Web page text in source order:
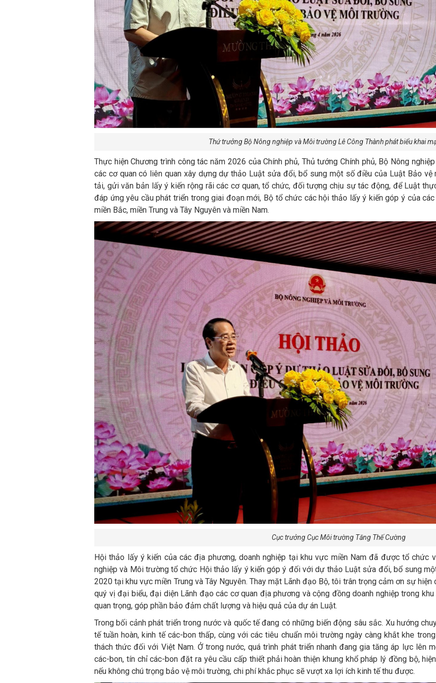
Thứ trưởng Bộ Nông nghiệp và Môi trường Lê Công Thành phát biểu khai
Thực hiện Chương trình công tác năm 2026 của Chính phủ, Thủ tướng Chính phủ, Bộ Nông
các cơ quan có liên quan xây dựng dự thảo Luật sửa đổi, bổ sung một số điều của Luật Bảo
tải, gửi văn bản lấy ý kiến rộng rãi các cơ quan, tổ chức, đối tượng chịu sự tác động, để Luật
đáp ứng yêu cầu phát triển trong giai đoạn mới, Bộ tổ chức các hội thảo lấy ý kiến góp ý của
miền Bắc, miền Trung và Tây Nguyên và miền Nam.
Cục trưởng Cục Môi trường Tăng Thế Cường
Hội thảo lấy ý kiến của các địa phương, doanh nghiệp tại khu vực miền Nam đã được tổ chức
nghiệp và Môi trường tổ chức Hội thảo lấy ý kiến góp ý đối với dự thảo Luật sửa đổi, bổ sung
2020 tại khu vực miền Trung và Tây Nguyên. Thay mặt Lãnh đạo Bộ, tôi trân trọng cảm ơn sự
quý vị đại biểu, đại diện Lãnh đạo các cơ quan địa phương và cộng đồng doanh nghiệp trong
quan trọng, góp phần bảo đảm chất lượng và hiệu quả của dự án Luật.
Trong bối cảnh phát triển trong nước và quốc tế đang có những biến động sâu sắc. Xu hướng
tế tuần hoàn, kinh tế các-bon thấp, cùng với các tiêu chuẩn môi trường ngày càng khắt khe
thách thức đối với Việt Nam. Ở trong nước, quá trình phát triển nhanh đang gia tăng áp lực lên
các-bon, tín chỉ các-bon đặt ra yêu cầu cấp thiết phải hoàn thiện khung khổ pháp lý đồng bộ,
nếu không chú trọng bảo vệ môi trường, chi phí khắc phục sẽ vượt xa lợi ích kinh tế thu được.